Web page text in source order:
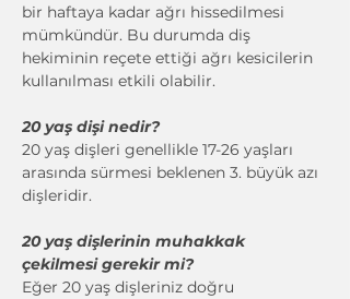
bir haftaya kadar ağrı hissedilmesi
mümkündür. Bu durumda diş
hekiminin reçete ettiği ağrı kesicilerin
kullanılması etkili olabilir.
20 yaş dişi nedir?
20 yaş dişleri genellikle 17-26 yaşları
arasında sürmesi beklenen 3. büyük azı
dişleridir.
20 yaş dişlerinin muhakkak
çekilmesi gerekir mi?
Eğer 20 yaş dişleriniz doğru